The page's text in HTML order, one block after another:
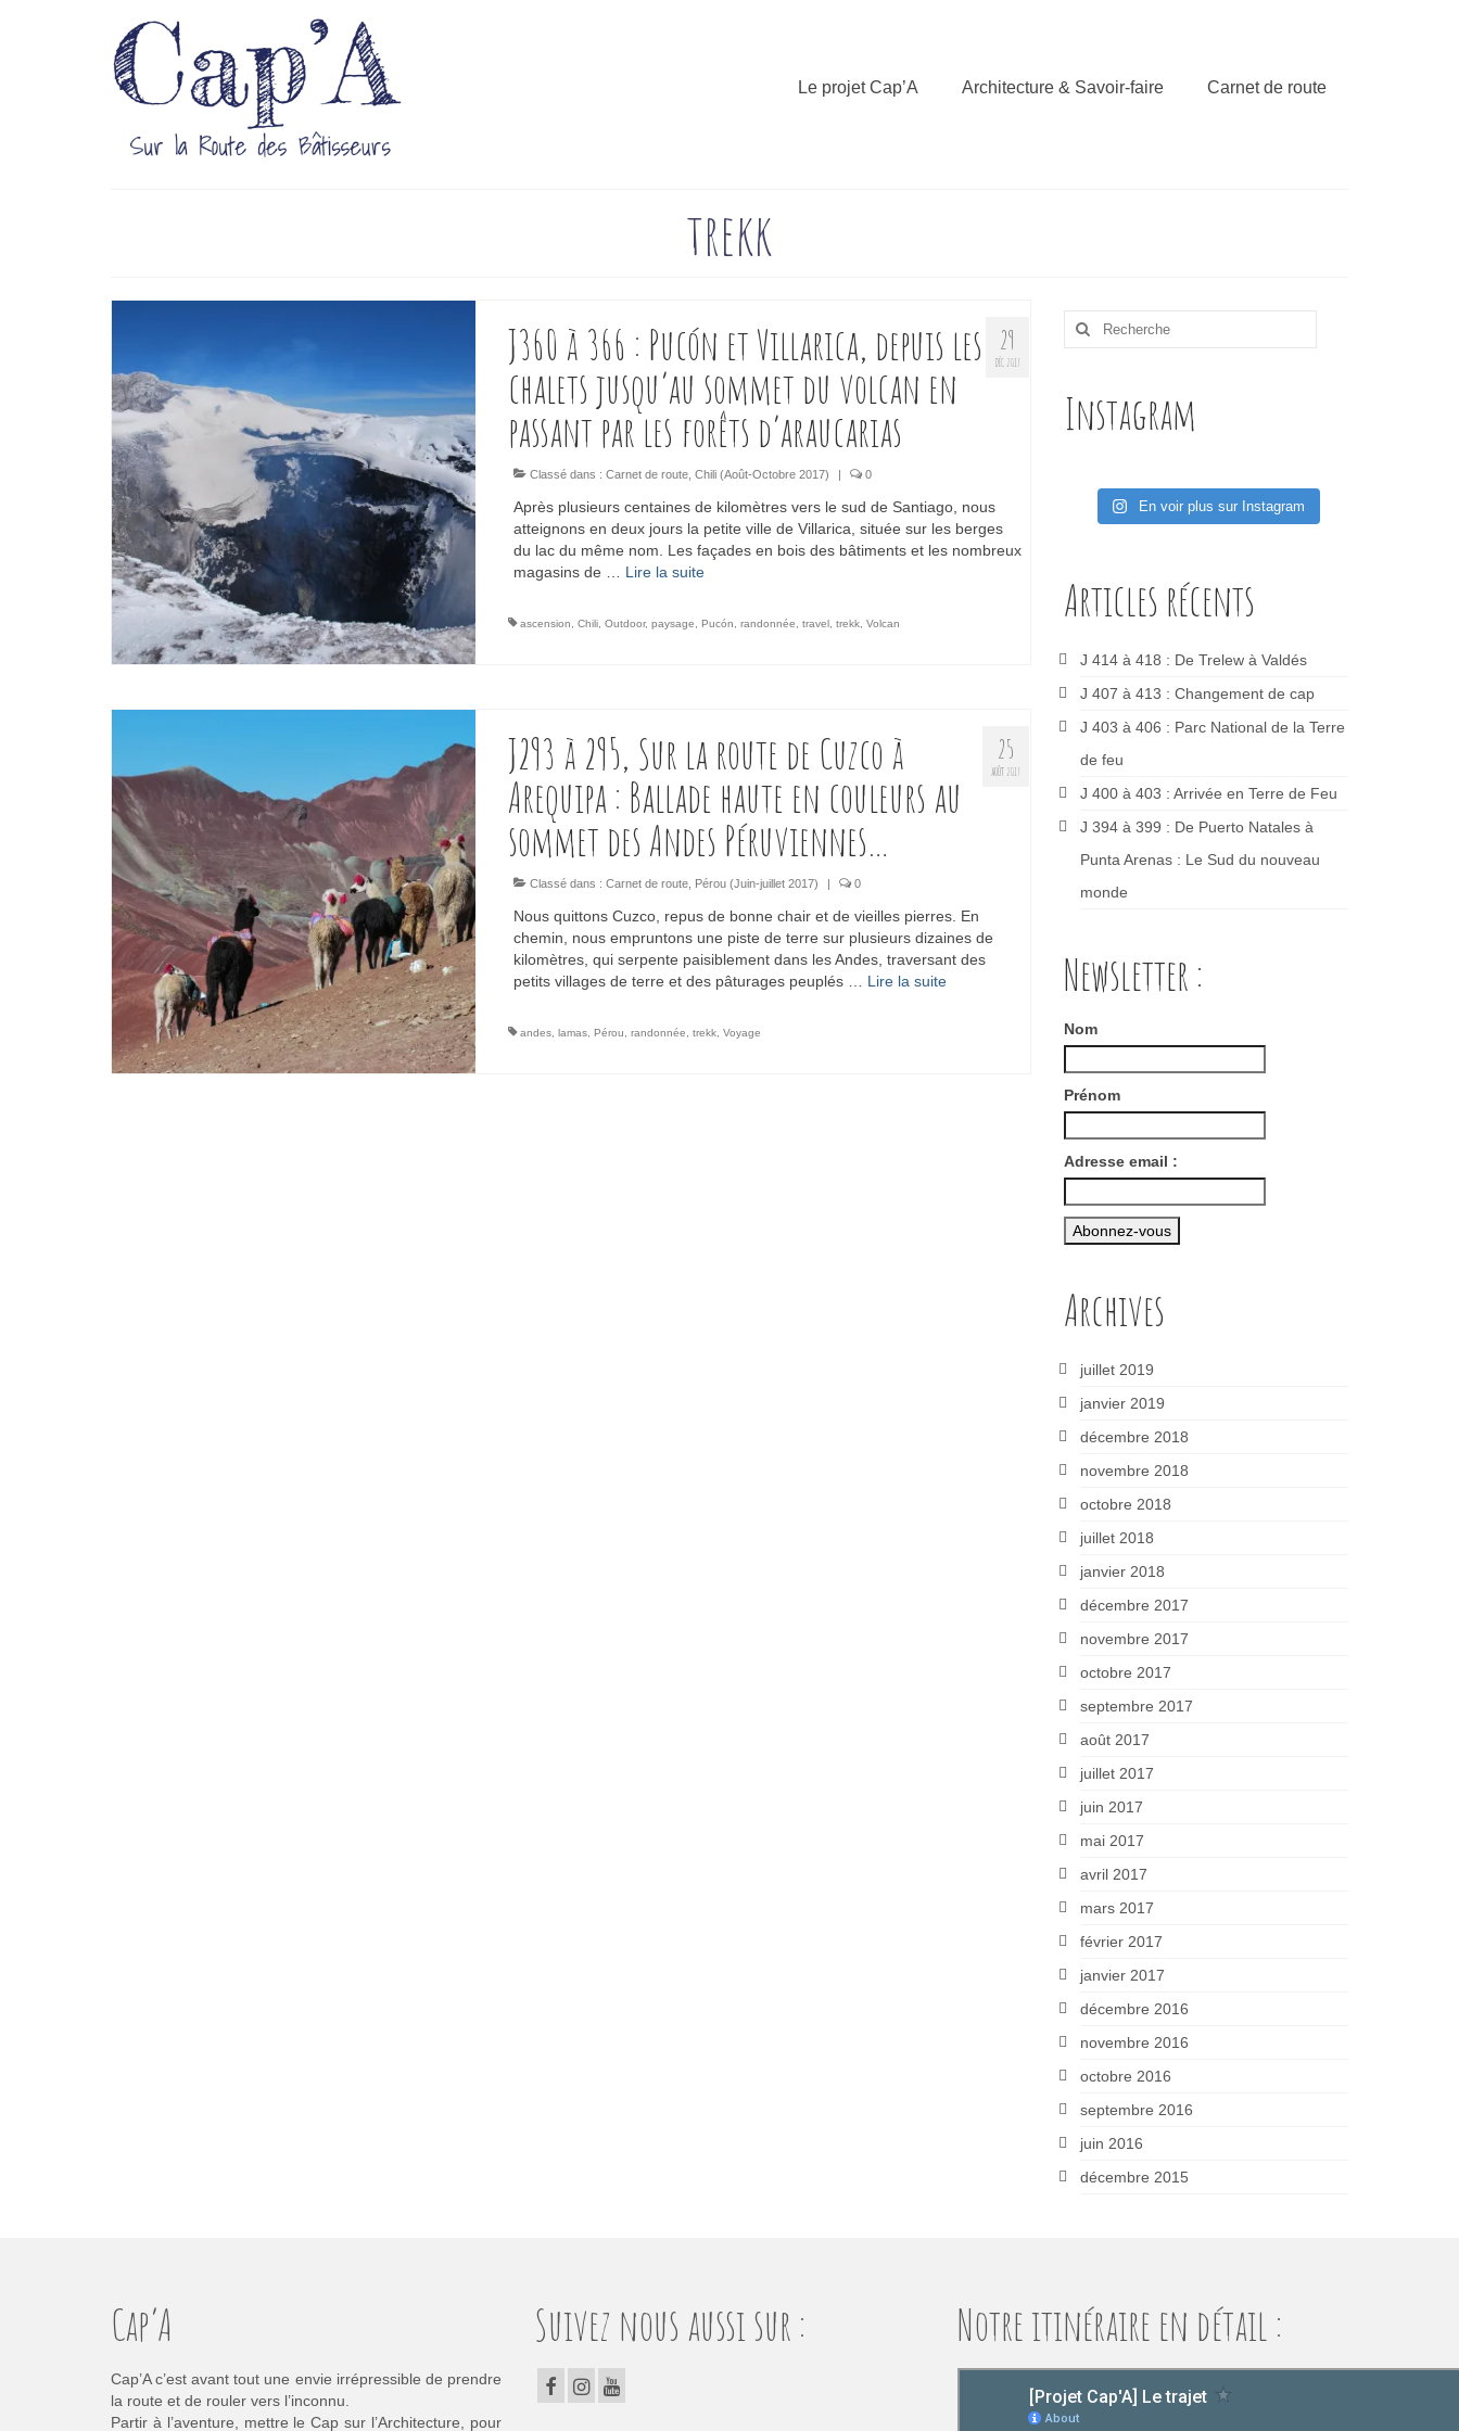
Le projet Cap’A Architecture & Savoir-faire Carnet de route
trekk
29
DÉC 2017
J360 à 366 : Pucón et Villarica, depuis les
chalets jusqu’au sommet du volcan en
passant par les forêts d’araucarias
Classé dans : Carnet de route, Chili (Août-Octobre 2017) 0
Après plusieurs centaines de kilomètres vers le sud de Santiago, nous
atteignons en deux jours la petite ville de Villarica, située sur les berges
du lac du même ­nom. Les façades en bois des bâtiments et les nombreux
magasins de … Lire la suite­­
ascension, Chili, Outdoor, paysage, Pucón, randonnée, travel, trekk, Volcan
25
AOÛT 2017
J293 à 295, Sur la route de Cuzco à
Arequipa : Ballade haute en couleurs au
sommet des Andes Péruviennes…
Classé dans : Carnet de route, Pérou (Juin-juillet 2017) | 0
Nous quittons Cuzco, repus de bonne chair et de vieilles pierres. En
chemin, nous empruntons une piste de terre sur plusieurs dizaines de
kilomètres, qui serpente paisiblement dans les Andes, traversant des
petits villages de terre et des pâturages peuplés … Lire la suite­­
andes, lamas, Pérou randonnée trekk, Voyage
Rechercher
Instagram
En voir plus sur Instagram
Articles récents
J 414 à 418 : De Trelew à Valdés
J 407 à 413 : Changement de cap
J 403 à 406 : Parc National de la Terre
de feu
J 400 à 403 : Arrivée en Terre de Feu
J 394 à 399 : De Puerto Natales à
Punta Arenas : Le Sud du nouveau
monde
Newsletter :
Nom
Prénom
Adresse email :
Archives
juillet 2019
janvier 2019
décembre 2018
novembre 2018
octobre 2018
juillet 2018
janvier 2018
décembre 2017
novembre 2017
octobre 2017
septembre 2017
août 2017
juillet 2017
juin 2017
mai 2017
avril 2017
mars 2017
février 2017
janvier 2017
décembre 2016
novembre 2016
octobre 2016
septembre 2016
juin 2016
décembre 2015
Cap’A
Cap’A c’est avant tout une envie irrépressible de prendre
la route et de rouler vers l’inconnu.
Partir à l’aventure, mettre le Cap sur l’Architecture, pour
Suivez nous aussi sur : Notre itinéraire en détail :